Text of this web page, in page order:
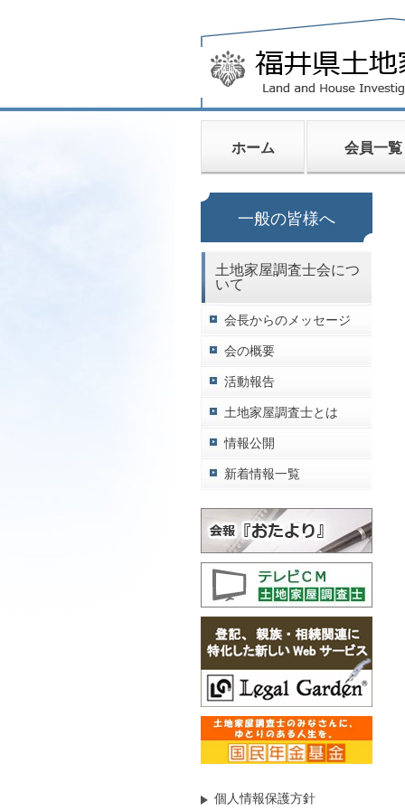
ホーム 会員一覧
一般の皆様へ
土地家屋調査士会につ
いて
会長からのメッセージ
会の概要
活動報告
土地家屋調査士とは
情報公開
新着情報一覧
個人情報保護方針